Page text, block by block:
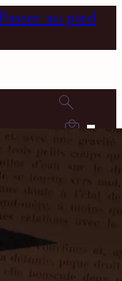
Passer au pied
0